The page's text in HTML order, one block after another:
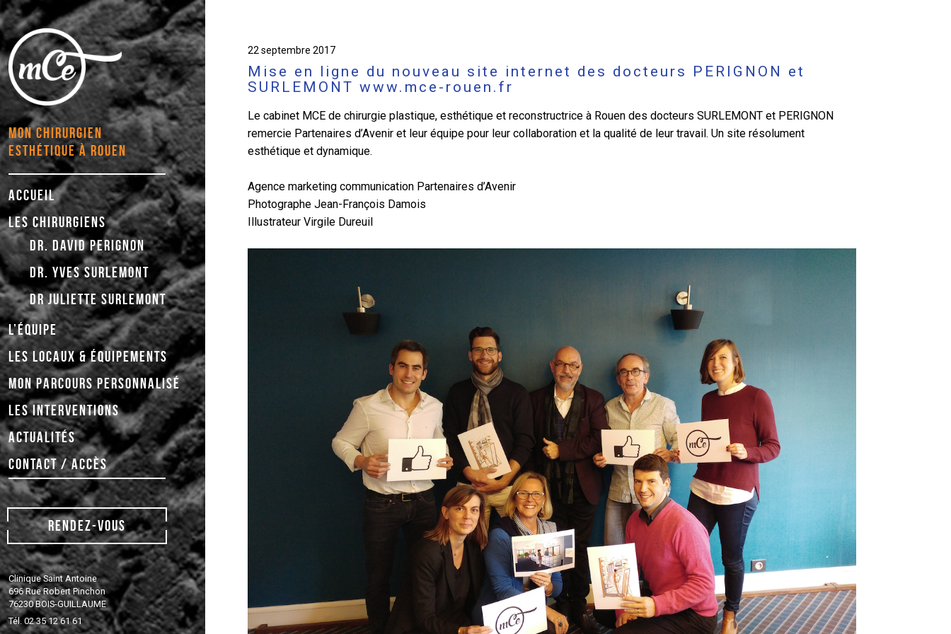
MON CHIRURGIEN
ESTHÉTIQUE À ROUEN
ACCUEIL
LES CHIRURGIENS
DR. DAVID PERIGNON
DR. YVES SURLEMONT
DR JULIETTE SURLEMONT
L’ÉQUIPE
LES LOCAUX & ÉQUIPEMENTS
MON PARCOURS PERSONNALISÉ
LES INTERVENTIONS
ACTUALITÉS
CONTACT / ACCÈS
RENDEZ-VOUS
Clinique Saint Antoine
696 Rue Robert Pinchon
76230 BOIS-GUILLAUME
Tél. 02 35 12 61 61
Publié
le
22 septembre 2017
Mise en ligne du nouveau site internet des docteurs PERIGNON et
SURLEMONT www.mce-rouen.fr
Le cabinet MCE de chirurgie plastique, esthétique et reconstructrice à Rouen des docteurs SURLEMONT et PERIGNON
remercie Partenaires d’Avenir et leur équipe pour leur collaboration et la qualité de leur travail. Un site résolument
esthétique et dynamique.
Agence marketing communication Partenaires d’Avenir
Photographe Jean-François Damois
Illustrateur Virgile Dureuil